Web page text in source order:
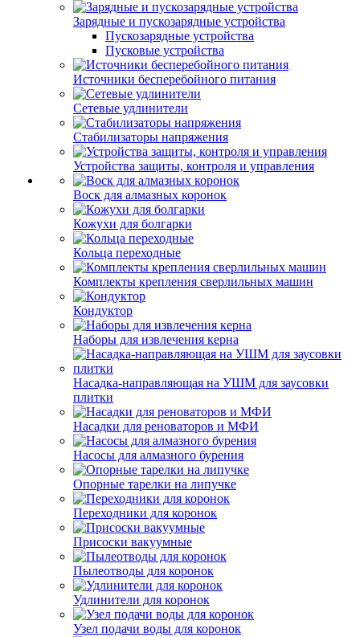
Зарядные и пускозарядные устройства
Пускозарядные устройства
Пусковые устройства
Источники бесперебойного питания
Сетевые удлинители
Стабилизаторы напряжения
Устройства защиты, контроля и управления
Воск для алмазных коронок
Кожухи для болгарки
Кольца переходные
Комплекты крепления сверлильных машин
Кондуктор
Наборы для извлечения керна
Насадка-направляющая на УШМ для заусовки
плитки
Насадки для реноваторов и МФИ
Насосы для алмазного бурения
Опорные тарелки на липучке
Переходники для коронок
Присоски вакуумные
Пылеотводы для коронок
Удлинители для коронок
Узел подачи воды для коронок